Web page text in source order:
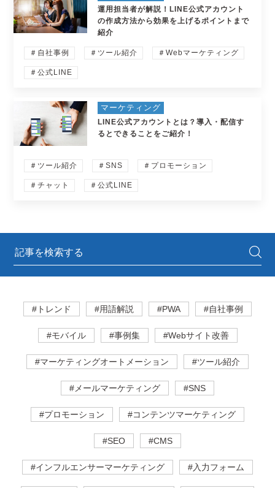
運用担当者が解説！LINE公式アカウント
の作成方法から効果を上げるポイントまで
紹介
＃自社事例 ＃ツール紹介 ＃Webマーケティング
＃公式LINE
マーケティング
LINE公式アカウントとは？導入・配信す
るとできることをご紹介！
＃ツール紹介 ＃SNS ＃プロモーション
＃チャット ＃公式LINE
#トレンド #用語解説 #PWA #自社事例
#モバイル #事例集 #Webサイト改善
#マーケティングオートメーション #ツール紹介
#メールマーケティング #SNS
#プロモーション #コンテンツマーケティング
#SEO #CMS
#インフルエンサーマーケティング #入力フォーム